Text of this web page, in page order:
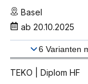
Basel
ab 20.10.2025
6 Varianten
TEKO | Diplom HF